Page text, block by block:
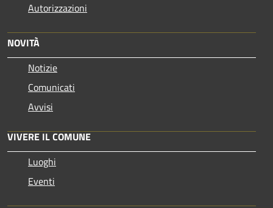
Autorizzazioni
NOVITÀ
Notizie
Comunicati
Avvisi
VIVERE IL COMUNE
Luoghi
Eventi